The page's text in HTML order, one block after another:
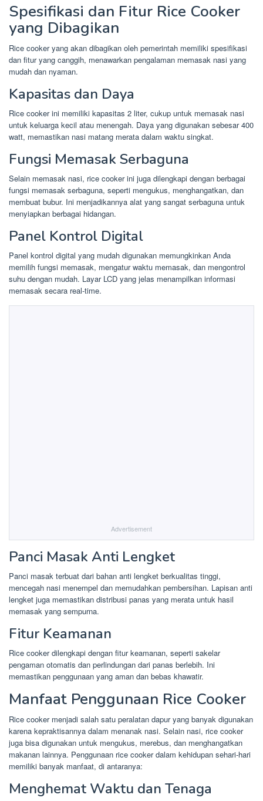
Spesifikasi dan Fitur Rice Cooker
yang Dibagikan
Rice cooker yang akan dibagikan oleh pemerintah memiliki spesifikasi
dan fitur yang canggih, menawarkan pengalaman memasak nasi yang
mudah dan nyaman.
Kapasitas dan Daya
Rice cooker ini memiliki kapasitas 2 liter, cukup untuk memasak nasi
untuk keluarga kecil atau menengah. Daya yang digunakan sebesar 400
watt, memastikan nasi matang merata dalam waktu singkat.
Fungsi Memasak Serbaguna
Selain memasak nasi, rice cooker ini juga dilengkapi dengan berbagai
fungsi memasak serbaguna, seperti mengukus, menghangatkan, dan
membuat bubur. Ini menjadikannya alat yang sangat serbaguna untuk
menyiapkan berbagai hidangan.
Panel Kontrol Digital
Panel kontrol digital yang mudah digunakan memungkinkan Anda
memilih fungsi memasak, mengatur waktu memasak, dan mengontrol
suhu dengan mudah. Layar LCD yang jelas menampilkan informasi
memasak secara real-time.
Advertisement
Panci Masak Anti Lengket
Panci masak terbuat dari bahan anti lengket berkualitas tinggi,
mencegah nasi menempel dan memudahkan pembersihan. Lapisan anti
lengket juga memastikan distribusi panas yang merata untuk hasil
memasak yang sempurna.
Fitur Keamanan
Rice cooker dilengkapi dengan fitur keamanan, seperti sakelar
pengaman otomatis dan perlindungan dari panas berlebih. Ini
memastikan penggunaan yang aman dan bebas khawatir.
Manfaat Penggunaan Rice Cooker
Rice cooker menjadi salah satu peralatan dapur yang banyak digunakan
karena kepraktisannya dalam menanak nasi. Selain nasi, rice cooker
juga bisa digunakan untuk mengukus, merebus, dan menghangatkan
makanan lainnya. Penggunaan rice cooker dalam kehidupan sehari-hari
memiliki banyak manfaat, di antaranya:
Menghemat Waktu dan Tenaga